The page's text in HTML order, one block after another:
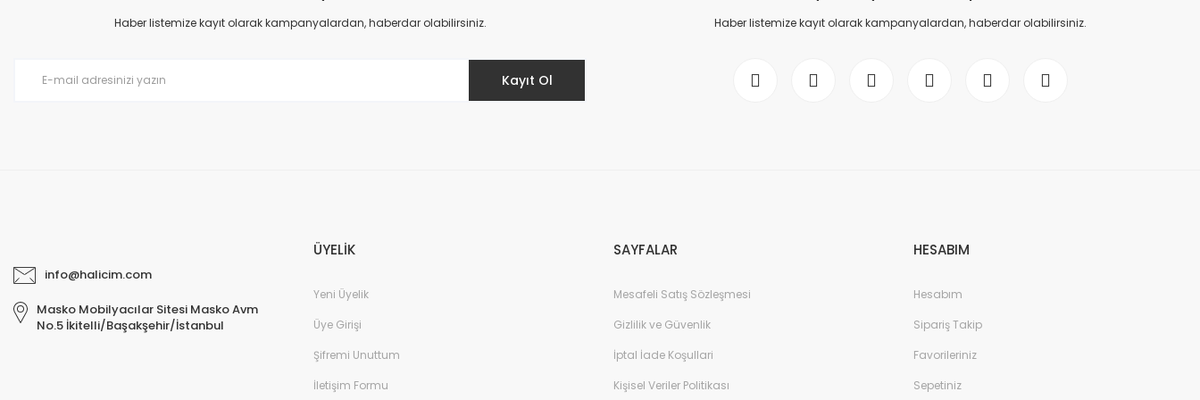
Ürün açıklamasında eksik bilgiler bulunuyor.
Haber listemize kayıt olarak kampanyalardan, haberdar olabilirsiniz.
Kayıt Ol
Haber listemize kayıt olarak kampanyalardan, haberdar olabilirsiniz.
info@halicim.com
Masko Mobilyacılar Sitesi Masko Avm
No.5 İkitelli/Başakşehir/İstanbul
ÜYELİK
Yeni Üyelik
Üye Girişi
Şifremi Unuttum
İletişim Formu
SAYFALAR
Mesafeli Satış Sözleşmesi
Gizlilik ve Güvenlik
İptal İade Koşullari
Kişisel Veriler Politikası
HESABIM
Hesabım
Sipariş Takip
Favorileriniz
Sepetiniz